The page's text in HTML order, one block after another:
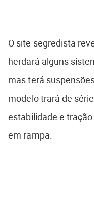
O site segredista
herdará alguns
mas terá
modelo trará de
estabilidade e
em rampa.